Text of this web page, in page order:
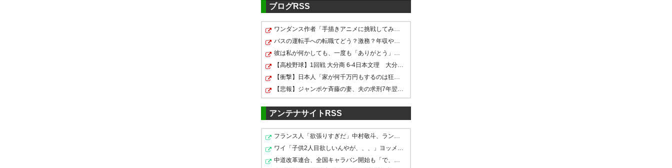
ありそう。向こうでサイドもやってたからね
179U-名無しさん
浅野ってそこまでサンフレッチェ感ないけど帰って
きた時フィーバー起きるの？
183U-名無しさん 2026/06/28(日) 02:58:48 ID:urf5eecp0
浅野は空いたばっかりの9番かね
10と11は空いてないし今さら29もないだろ
190U-名無しさん2026/06/28(日) 03:29:11 ID:gbRIuIY90
浅野復帰を耳にして木下は移籍を決断した訳ね
ブログRSS
ワンダンス作者「手描きアニメに挑戦してみました」
バスの運転手への転職てどう？激務？年収や必要な資格は？
彼は私が何かしても、一度も「ありがとう」と言わない
【高校野球】1回戦 大分商 6-4日本文理 大分商が中盤に…
【衝撃】日本人「家が何千万円もするのは狂ってる」大工…
【悲報】ジャンポケ斉藤の妻、夫の求刑7年翌日にInstagra…
アンテナサイトRSS
フランス人「欲張りすぎだ」中村敬斗、ランス残留の可能…
ワイ「子供2人目欲しいんやが、、、」ヨッメ「金は？育児…
中道改革連合、全国キャラバン開始も「で、お前誰？」状…